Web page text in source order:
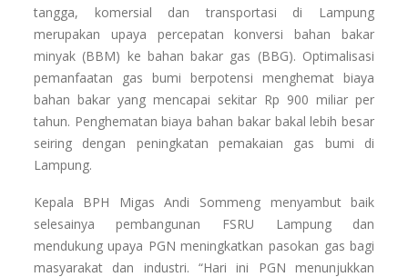
tangga, komersial dan transportasi di Lampung
merupakan upaya percepatan konversi bahan bakar
minyak (BBM) ke bahan bakar gas (BBG). Optimalisasi
pemanfaatan gas bumi berpotensi menghemat biaya
bahan bakar yang mencapai sekitar Rp 900 miliar per
tahun. Penghematan biaya bahan bakar bakal lebih besar
seiring dengan peningkatan pemakaian gas bumi di
Lampung.
Kepala BPH Migas Andi Sommeng menyambut baik
selesainya pembangunan FSRU Lampung dan
mendukung upaya PGN meningkatkan pasokan gas bagi
masyarakat dan industri. “Hari ini PGN menunjukkan